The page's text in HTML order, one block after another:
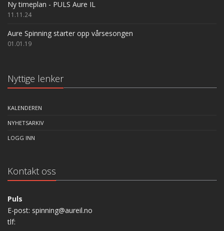
Ny timeplan - PULS Aure IL
11.11.24
Aure Spinning starter opp vårsesongen
01.01.19
Nyttige lenker
KALENDEREN
NYHETSARKIV
LOGG INN
Kontakt oss
Puls
E-post: spinning@aureil.no
tlf: